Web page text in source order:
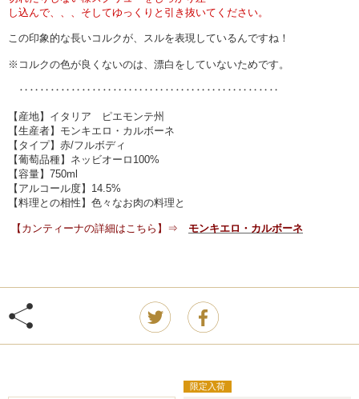
し込んで、、、そしてゆっくりと引き抜いてください。
この印象的な長いコルクが、スルを表現しているんですね！
※コルクの色が良くないのは、漂白をしていないためです。
‥‥‥‥‥‥‥‥‥‥‥‥‥‥‥‥‥‥‥‥‥‥‥‥‥
【産地】イタリア ピエモンテ州
【生産者】モンキエロ・カルボーネ
【タイプ】赤/フルボディ
【葡萄品種】ネッビオーロ100%
【容量】750ml
【アルコール度】14.5%
【料理との相性】色々なお肉の料理と
【カンティーナの詳細はこちら】 ⇒ モンキエロ・カルボーネ